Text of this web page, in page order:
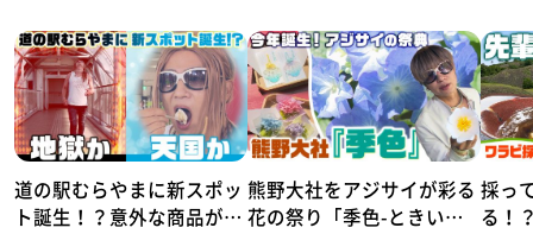
道の駅むらやまに新スポッ
ト誕生！？意外な商品が人
熊野大社をアジサイが彩る
花の祭り「季色-ときい
採っ
る！